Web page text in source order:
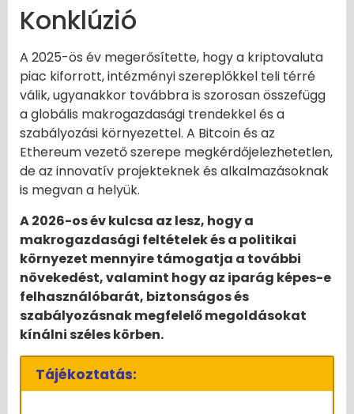
Konklúzió
A 2025-ös év megerősítette, hogy a kriptovaluta
piac kiforrott, intézményi szereplőkkel teli térré
válik, ugyanakkor továbbra is szorosan összefügg
a globális makrogazdasági trendekkel és a
szabályozási környezettel. A Bitcoin és az
Ethereum vezető szerepe megkérdőjelezhetetlen,
de az innovatív projekteknek és alkalmazásoknak
is megvan a helyük.
A 2026-os év kulcsa az lesz, hogy a
makrogazdasági feltételek és a politikai
környezet mennyire támogatja a további
növekedést, valamint hogy az iparág képes-e
felhasználóbarát, biztonságos és
szabályozásnak megfelelő megoldásokat
kínálni széles körben.
Tájékoztatás: